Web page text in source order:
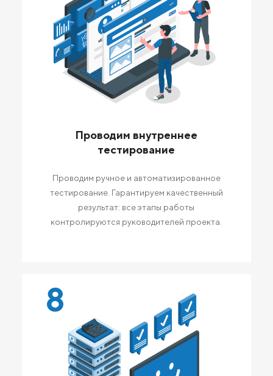
Проводим внутреннее
тестирование
Проводим ручное и автоматизированное
тестирование. Гарантируем качественный
результат: все этапы работы
контролируются руководителей проекта.
8